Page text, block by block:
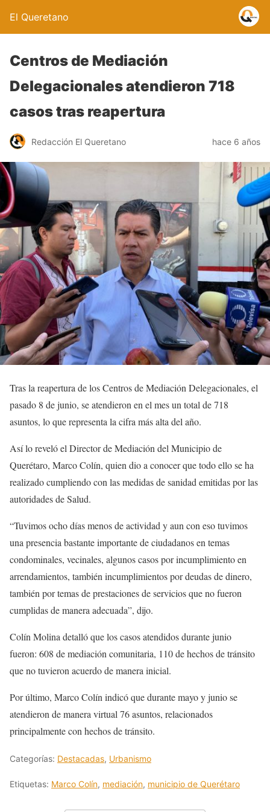
El Queretano
Centros de Mediación
Delegacionales atendieron 718
casos tras reapertura
Redacción El Queretano hace 6 años
Tras la reapertura de los Centros de Mediación Delegacionales, el
pasado 8 de junio, se atendieron en el mes un total de 718
asuntos, lo que representa la cifra más alta del año.
Así lo reveló el Director de Mediación del Municipio de
Querétaro, Marco Colín, quien dio a conocer que todo ello se ha
realizado cumpliendo con las medidas de sanidad emitidas por las
autoridades de Salud.
“Tuvimos ocho días menos de actividad y aun con eso tuvimos
una presencia bastante importante de ciudadanos en temas
condominales, vecinales, algunos casos por incumplimiento en
arrendamientos, también incumplimientos por deudas de dinero,
también por temas de prestaciones de servicios que no fueron
cumplidas de manera adecuada”, dijo.
Colín Molina detalló que los casos atendidos durante junio
fueron: 608 de mediación comunitaria, 110 de hechos de tránsito
que no tuvieron acuerdo de manera inicial.
Por último, Marco Colín indicó que durante mayo y junio se
atendieron de manera virtual 76 asuntos, relacionados
principalmente con hechos de tránsito.
Categorías: Destacadas, Urbanismo
Etiquetas: Marco Colín, mediación, municipio de Querétaro